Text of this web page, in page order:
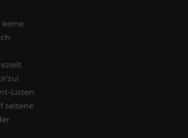
keine
Listen
seltene